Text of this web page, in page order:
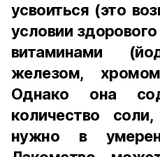
усвоиться (это
условии
витаминами
железом,
Однако она
количество
нужно в